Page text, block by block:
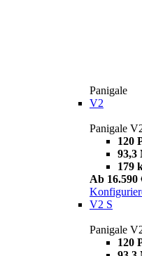
Panigale
V2
Panigale
120
93,3
179
Ab 16.590
V2 S
Panigale
120